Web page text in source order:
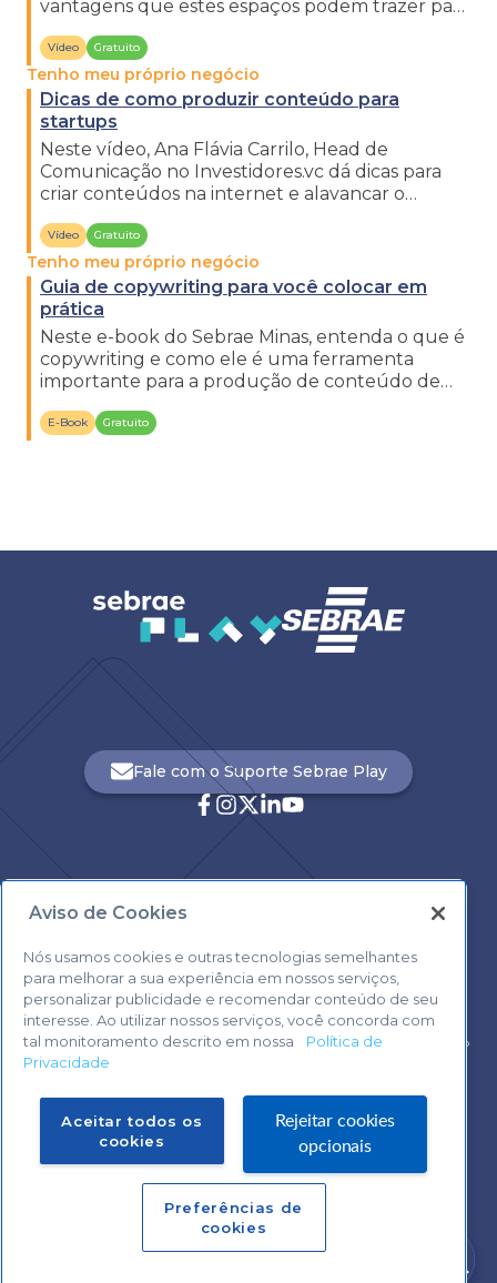
vantagens que estes espaços podem trazer para
Vídeo Gratuito
Tenho meu próprio negócio
Dicas de como produzir conteúdo para
startups
Neste vídeo, Ana Flávia Carrilo, Head de
Comunicação no Investidores.vc dá dicas para
criar conteúdos na internet e alavancar o
Vídeo Gratuito
Tenho meu próprio negócio
Guia de copywriting para você colocar em
prática
Neste e-book do Sebrae Minas, entenda o que é
copywriting e como ele é uma ferramenta
importante para a produção de conteúdo de
E-Book Gratuito
0800 570 0800
Fale com o Suporte Sebrae Play
Voltar ao topo
Central de Atendimento:
0800 570 0800
Aviso de Cookies
Nós usamos cookies e outras tecnologias semelhantes
para melhorar a sua experiência em nossos serviços,
personalizar publicidade e recomendar conteúdo de seu
interesse. Ao utilizar nossos serviços, você concorda com
tal monitoramento descrito em nossa
Política de
Privacidade
Aceitar todos os
cookies
Rejeitar cookies
opcionais
Preferências de
cookies